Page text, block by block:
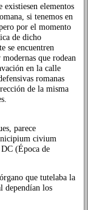
existiesen elementos
si tenemos en
por el momento
de dicho
se encuentren
que rodean
en la calle
romanas
de la misma
parece
civium
(Época de
que tutelaba la
dependían los